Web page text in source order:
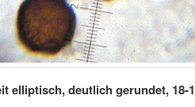
elliptisch, deutlich gerundet, 18-